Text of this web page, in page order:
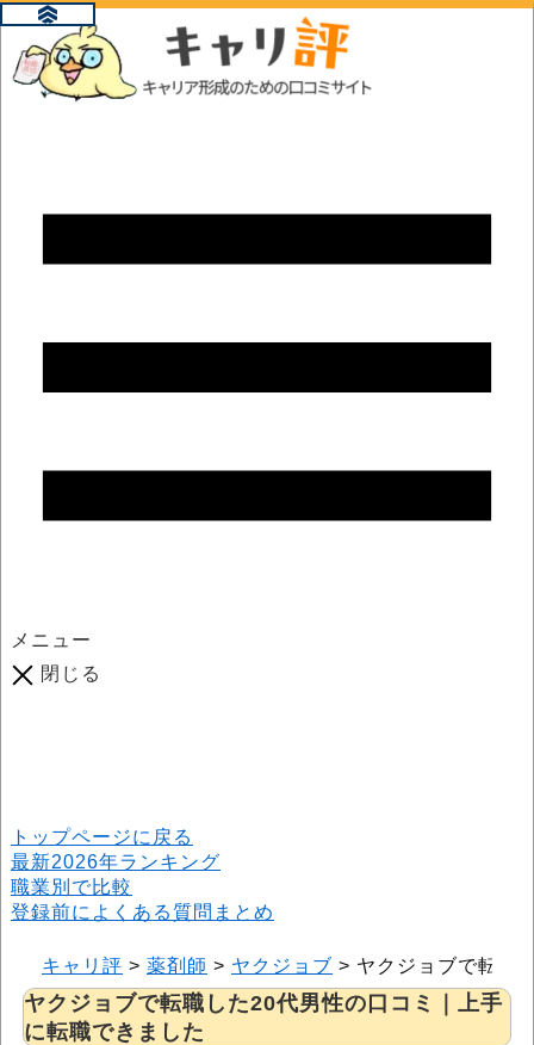
メニュー
閉じる
トップページに戻る
最新2026年ランキング
職業別で比較
登録前によくある質問まとめ
キャリ評 > 薬剤師 > ヤクジョブ > ヤクジョブで転職
ヤクジョブで転職した20代男性の口コミ｜上手
に転職できました